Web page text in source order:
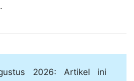
2026: Artikel ini